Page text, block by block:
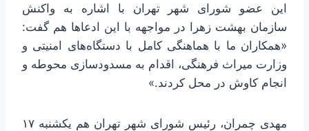
این عضو شورای شهر تهران با اشاره به واکنش
سازمان بهشت زهرا در مواجهه با این ادعاها هم گفت:
«همکاران ما با هماهنگی کامل با دستگاه‌های امنیتی و
وزارت میراث فرهنگی، اقدام به مسدودسازی محوطه و
انجام کاوش در محل کردند.»
مهدی چمران، رئیس شورای شهر تهران هم یکشنبه ۱۷